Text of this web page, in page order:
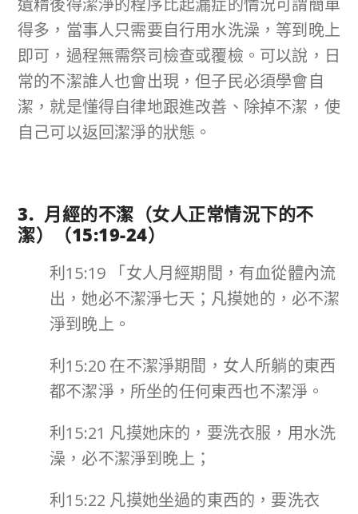
遺精後得潔淨的程序比起漏症的情況可謂簡單
得多，當事人只需要自行用水洗澡，等到晚上
即可，過程無需祭司檢查或覆檢。可以說，日
常的不潔誰人也會出現，但子民必須學會自
潔，就是懂得自律地跟進改善、除掉不潔，使
自己可以返回潔淨的狀態。
3. 月經的不潔（女人正常情況下的不
潔）（15:19-24）
利15:19 「女人月經期間，有血從體內流
出，她必不潔淨七天；凡摸她的，必不潔
淨到晚上。
利15:20 在不潔淨期間，女人所躺的東西
都不潔淨，所坐的任何東西也不潔淨。
利15:21 凡摸她床的，要洗衣服，用水洗
澡，必不潔淨到晚上；
利15:22 凡摸她坐過的東西的，要洗衣